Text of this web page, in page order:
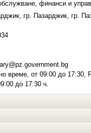
финанси и
гр. Пазарджик, гр.
време, от 09:00 до 17:30,
до 17:30 ч.